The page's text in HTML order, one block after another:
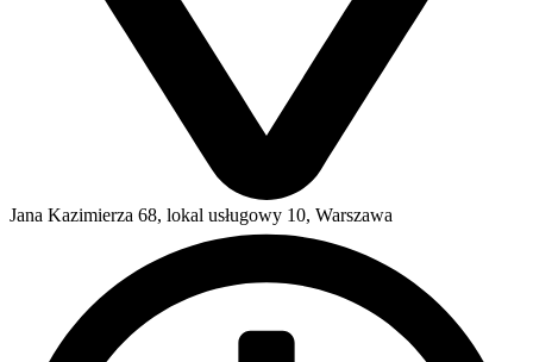
Jana Kazimierza 68, lokal usługowy 10, Warszawa